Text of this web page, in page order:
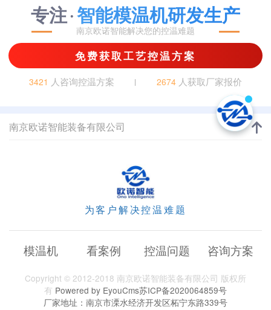
专注·智能模温机研发生产
南京欧诺智能解决您的控温难题
免费获取工艺控温方案
3421 人咨询控温方案 2674人获取厂家报价
南京欧诺智能装备有限公司
为客户解决控温难题
模温机 看案例 控温问题 咨询方案
Copyright © 2012-2018 南京欧诺智能装备有限公司 版权所
有 Powered by EyouCms苏ICP备2020064859号
厂家地址：南京市溧水经济开发区柘宁东路339号